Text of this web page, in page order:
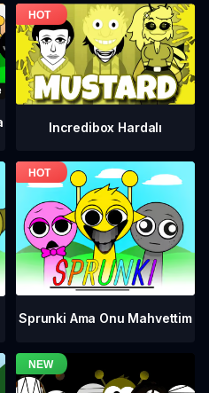
Incredibox Hardalı
Sprunki Ama Onu Mahvettim